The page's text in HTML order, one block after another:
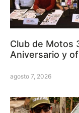
Club de Motos
Aniversario y
agosto 7, 2026